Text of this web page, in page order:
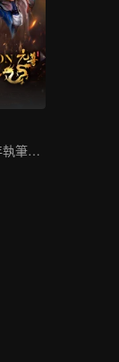
逆轉人生，少年執筆破蒼穹